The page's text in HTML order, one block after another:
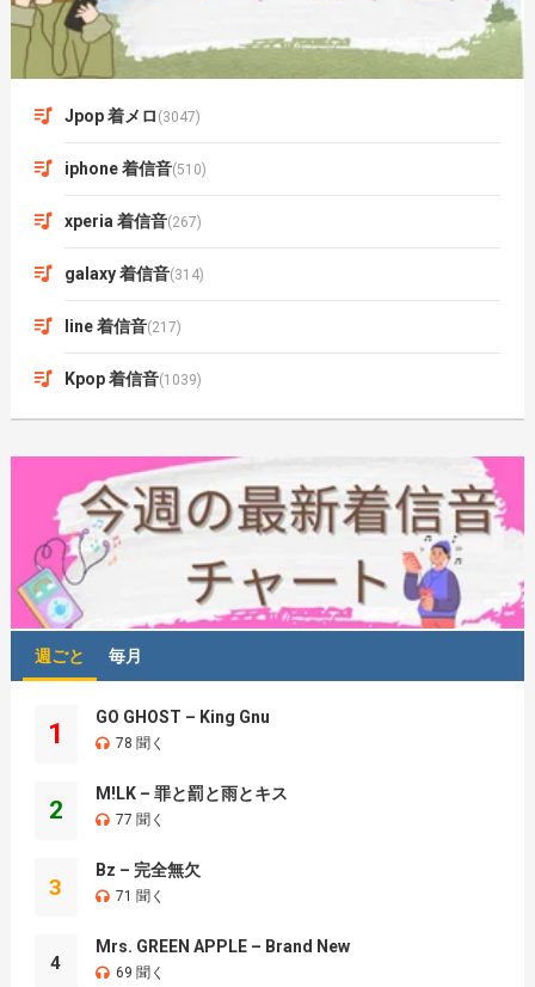
Jpop 着メロ (3047)
iphone 着信音(510)
xperia 着信音(267)
galaxy 着信音(314)
line 着信音(217)
Kpop 着信音(1039)
週ごと 毎月
1
GO GHOST – King Gnu
78 聞く
2
M!LK – 罪と罰と雨とキス
77 聞く
3
Bz – 完全無欠
71 聞く
4
Mrs. GREEN APPLE – Brand New
69 聞く